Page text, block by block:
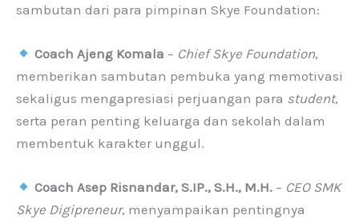
sambutan dari para pimpinan Skye Foundation:
Coach Ajeng Komala – Chief Skye Foundation,
memberikan sambutan pembuka yang memotivasi
sekaligus mengapresiasi perjuangan para student,
serta peran penting keluarga dan sekolah dalam
membentuk karakter unggul.
Coach Asep Risnandar, S.IP., S.H., M.H. – CEO SMK
Skye Digipreneur, menyampaikan pentingnya